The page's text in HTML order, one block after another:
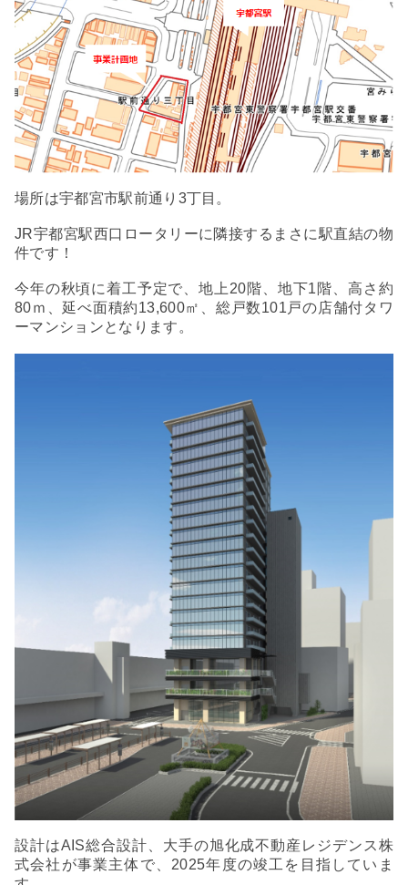
場所は宇都宮市駅前通り3丁目。
JR宇都宮駅西口ロータリーに隣接するまさに駅直結の物
件です！
今年の秋頃に着工予定で、地上20階、地下1階、高さ約
80ｍ、延べ面積約13,600㎡、総戸数101戸の店舗付タワ
ーマンションとなります。
設計はAIS総合設計、大手の旭化成不動産レジデンス株
式会社が事業主体で、2025年度の竣工を目指していま